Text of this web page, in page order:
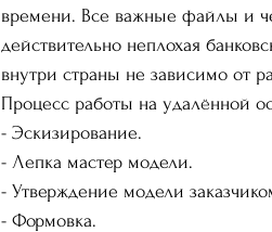
времени. Все важные файлы и
действительно неплохая
внутри страны не зависимо от
Процесс работы на удалённой
- Эскизирование.
- Лепка мастер модели.
- Утверждение модели
- Формовка.